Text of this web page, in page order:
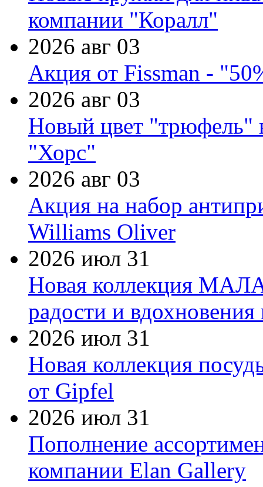
компании "Коралл"
2026 авг 03
Акция от Fissman -
2026 авг 03
Новый цвет "трюфель"
"Хорс"
2026 авг 03
Акция на набор
Williams Oliver
2026 июл 31
Новая коллекция
радости и
2026 июл 31
Новая коллекция
от Gipfel
2026 июл 31
Пополнение
компании Elan Gallery